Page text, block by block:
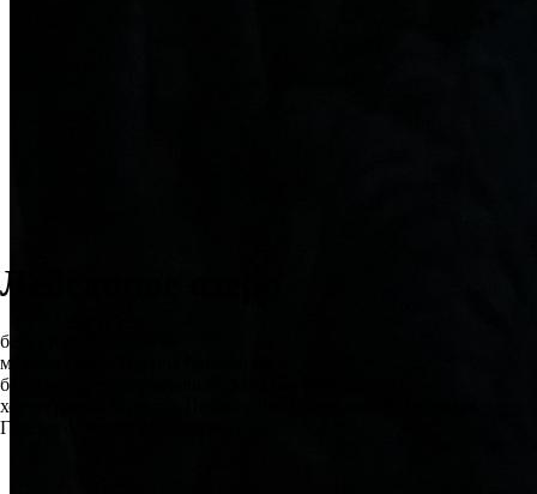
Лебединое озеро
балет в 4-х действиях
музыка Петра Ильича Чайковского
балетмейстер-постановщик Михаил Мессерер
хореография Мариуса Петипа, Льва Иванова, Александра
Горского, Асафа Мессерера